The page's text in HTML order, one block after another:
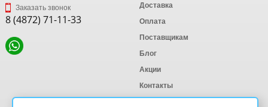
Заказать звонок
8 (4872) 71-11-33
Доставка
Оплата
Поставщикам
Блог
Акции
Контакты